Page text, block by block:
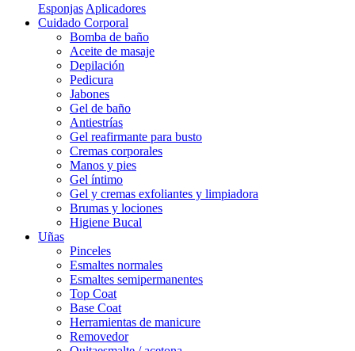
Esponjas Aplicadores
Cuidado Corporal
Bomba de baño
Aceite de masaje
Depilación
Pedicura
Jabones
Gel de baño
Antiestrías
Gel reafirmante para busto
Cremas corporales
Manos y pies
Gel íntimo
Gel y cremas exfoliantes y limpiadora
Brumas y lociones
Higiene Bucal
Uñas
Pinceles
Esmaltes normales
Esmaltes semipermanentes
Top Coat
Base Coat
Herramientas de manicure
Removedor